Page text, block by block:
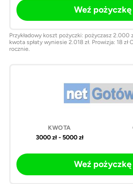
Weź pożyczkę
Przykładowy koszt pożyczki: pożyczasz 2.000
kwota spłaty wyniesie 2.018 zł. Prowizja: 18
rocznie.
3000 zł - 5000 zł
Weź pożyczkę